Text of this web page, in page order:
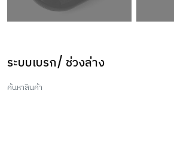
ระบบเบรก/ ช่วงล่าง